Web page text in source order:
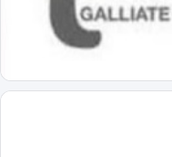
per l'amichevole del 5
Al via il ritiro ligure: